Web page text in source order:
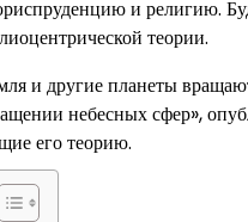
и религию.
теории.
и другие планеты
небесных сфер»,
его теорию.